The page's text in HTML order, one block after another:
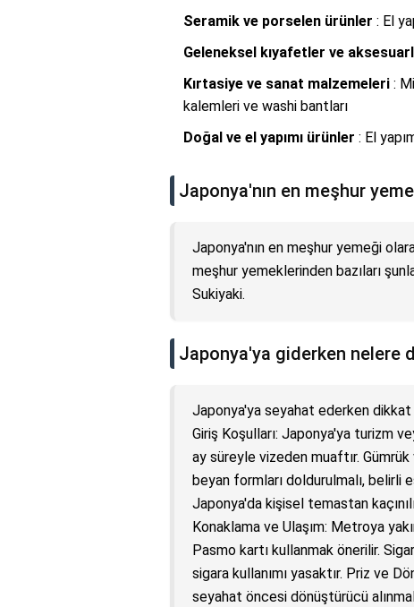
Seramik ve porselen ürünler : El
Geleneksel kıyafetler ve
Kırtasiye ve sanat malzemeleri :
kalemleri ve washi bantları
Doğal ve el yapımı ürünler : El
Japonya'nın en meşhur
Japonya'nın en meşhur yemeği
meşhur yemeklerinden bazıları
Sukiyaki.
Japonya'ya giderken nelere
Japonya'ya seyahat ederken
Giriş Koşulları: Japonya'ya turizm
ay süreyle vizeden muaftır.
beyan formları doldurulmalı, belirli
Japonya'da kişisel temastan
Konaklama ve Ulaşım: Metroya
Pasmo kartı kullanmak önerilir.
sigara kullanımı yasaktır. Priz ve
seyahat öncesi dönüştürücü